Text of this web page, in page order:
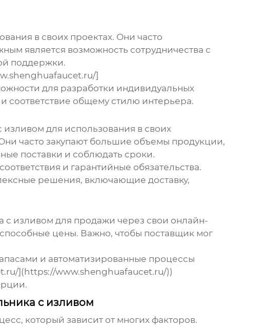
в своих проектах. Они часто
является возможность сотрудничества с
поддержки.
]
для разработки индивидуальных
соответствие общему стилю интерьера.
изливом для использования в своих
часто закупают большие объемы продукции,
поставки и соблюдать сроки.
и гарантийные обязательства.
решения, включающие доставку,
с изливом для продажи через свои онлайн-
цены. Важно, чтобы поставщик мог
и автоматизированные процессы
](https://www.shenghuafaucet.ru/))
с изливом
который зависит от многих факторов.